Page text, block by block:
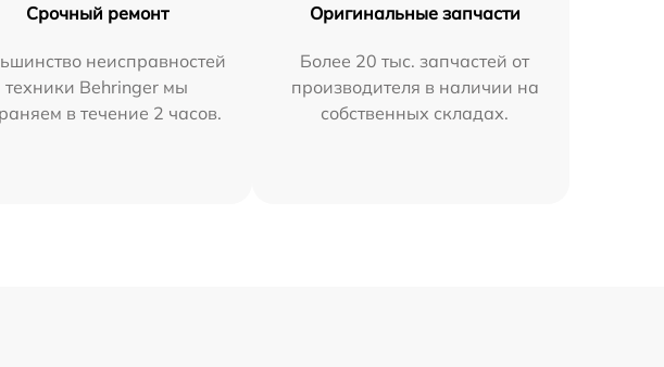
Срочный ремонт
неисправностей
техники Behringer мы
в течение 2 часов.
Оригинальные запчасти
Более 20 тыс. запчастей от
производителя в наличии на
собственных складах.